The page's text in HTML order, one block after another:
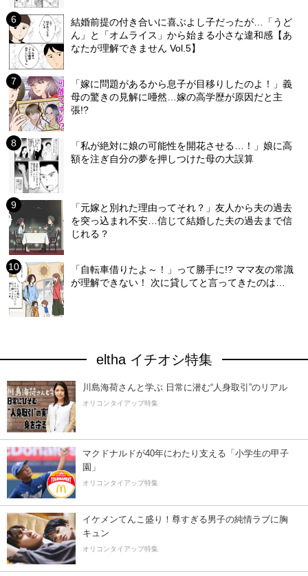
結婚前提の付き合いに喜ぶよし子だったが…「うど
ん」と「オムライス」から始まる小さな違和感【あ
なたが理解できません Vol.5】
「嫁に問題があるから息子が目移りしたのよ！」義
母の驚きの見解に唖然…嫁の高学歴が原因だと主
張!?
「私が絶対に娘の可能性を開花させる…！」娘に高
額を注ぎ自分の夢を押しつけた母の大誤算
「元嫁と別れた理由ってそれ？」友人から夫の過去
を突っ込まれ不安…信じて結婚した夫の過去まで信
じれる？
「自転車借りたよ～！」って勝手に!? ママ友の常識
が理解できない！ 次に貸してと言ってきたのは…
eltha イチオシ特集
川島海荷さんと学ぶ 日常に潜む“人身取引”のリアル
オリコンタイアップ特集
マクドナルドが40年にわたり支える「小学生の甲子
園」
オリコンタイアップ特集
イケメンてんこ盛り！尊すぎる男子の純情ラブに胸
キュン
オリコンタイアップ特集